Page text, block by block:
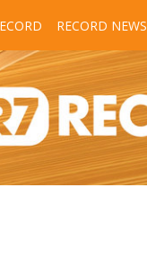
RECORD NEWS